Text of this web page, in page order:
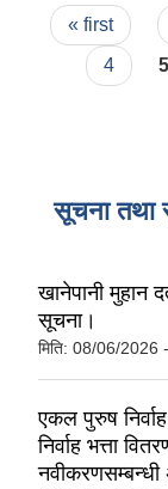
Pages
« first
4
5
सूचना तथा
खानेपानी मुहान
सूचना।
मिति: 08/06/2026
एकल पुरुष
निर्वाह भत्ता